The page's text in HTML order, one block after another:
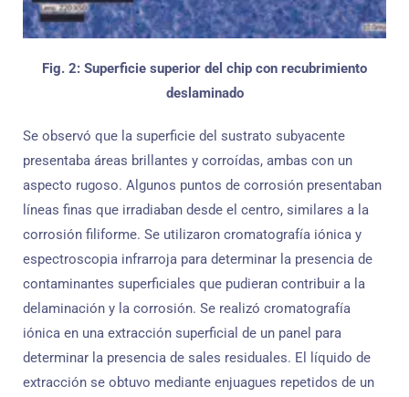
Fig. 2: Superficie superior del chip con recubrimiento
deslaminado
Se observó que la superficie del sustrato subyacente
presentaba áreas brillantes y corroídas, ambas con un
aspecto rugoso. Algunos puntos de corrosión presentaban
líneas finas que irradiaban desde el centro, similares a la
corrosión filiforme. Se utilizaron cromatografía iónica y
espectroscopia infrarroja para determinar la presencia de
contaminantes superficiales que pudieran contribuir a la
delaminación y la corrosión. Se realizó cromatografía
iónica en una extracción superficial de un panel para
determinar la presencia de sales residuales. El líquido de
extracción se obtuvo mediante enjuagues repetidos de un